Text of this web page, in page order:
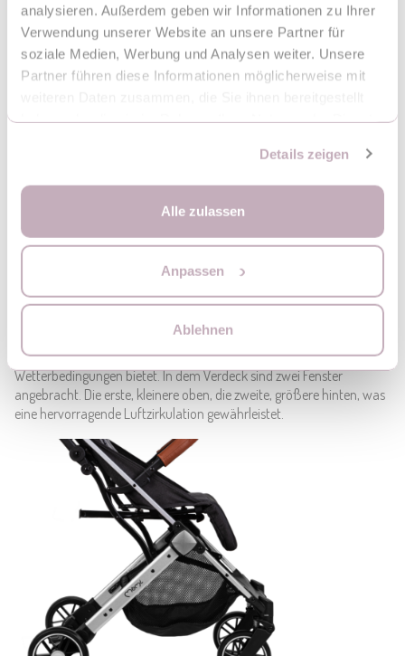
analysieren. Außerdem geben wir Informationen zu Ihrer
Verwendung unserer Website an unsere Partner für
soziale Medien, Werbung und Analysen weiter. Unsere
Partner führen diese Informationen möglicherweise mit
Details zeigen
Alle zulassen
Anpassen
Ablehnen
Der Buggy MoMi ESTELLE LIGHT hat ein großes, verstellbares
Verdeck, das ausgezeichneten Schutz vor schwierigen
Wetterbedingungen bietet. In dem Verdeck sind zwei Fenster
angebracht. Die erste, kleinere oben, die zweite, größere hinten, was
eine hervorragende Luftzirkulation gewährleistet.